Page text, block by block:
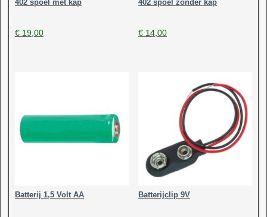
402 spoel met kap
€ 19,00
402 spoel zonder kap
€14,00
Batterij 1,5 Volt AA Batterijclip 9V